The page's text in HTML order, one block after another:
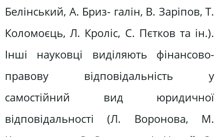
Белінський, А. Бриз- галін, В. Заріпов, Т.
Коломоєць, Л. Кроліс, С. Пєтков та ін.).
Інші науковці виділяють фінансово-
правову відповідальність у
самостійний вид юридичної
відповідальності (Л. Воронова, М.